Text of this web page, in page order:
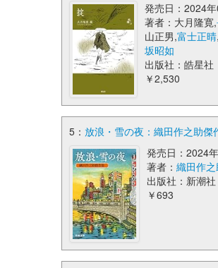
発売日：2024
著者：大月隆寛,
山正男,富士正晴
坂昭如
出版社：皓星社
￥2,530
5： 放浪・雪の夜：織田作之助傑
発売日：2024
著者： 織田作之
出版社：新潮社
￥693